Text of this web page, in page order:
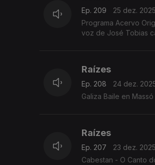
Ep. 209
25 dez. 2025
Programa Acervo Origens, da
voz de José Tobias
Raízes
Ep. 208
24 dez.
Galiza Baile en
Raízes
Ep. 207
23 dez. 2025
Cabestan - O Canto